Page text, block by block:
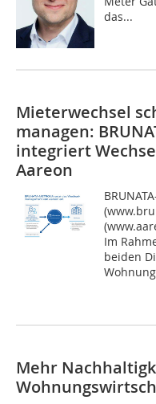
das...
Mieterwechsel
managen:
integriert
Aareon
Im
beiden
Mehr